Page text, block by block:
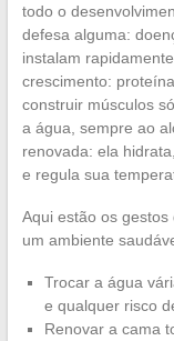
todo o
defesa alguma:
instalam
crescimento:
construir músculos
a água, sempre ao
renovada: ela
e regula sua
Aqui estão os
um ambiente
Trocar a água
e qualquer risco
Renovar a cama